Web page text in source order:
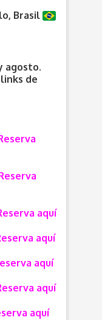
, Brasil
agosto.
de
aquí
aquí
aquí
aquí
aquí